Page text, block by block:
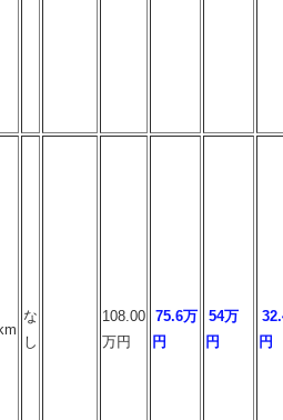
な
し
108.00
万円
75.6万
円
54万
円
円